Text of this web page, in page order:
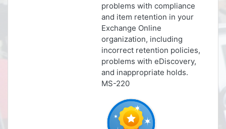
problems with compliance
and item retention in your
Exchange Online
organization, including
incorrect retention policies,
problems with eDiscovery,
and inappropriate holds.
MS-220